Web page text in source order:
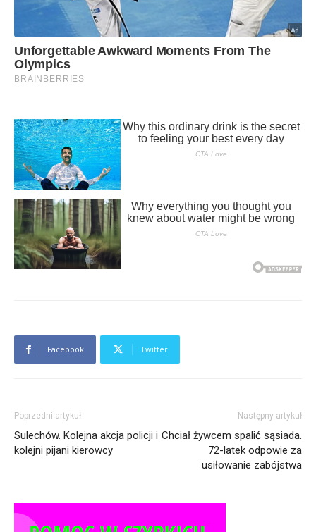
Facebook Twitter
Poprzedni artykuł
Sulechów. Kolejna akcja policji i
kolejni pijani kierowcy
Następny artykuł
Chciał żywcem spalić sąsiada.
72-latek odpowie za
usiłowanie zabójstwa